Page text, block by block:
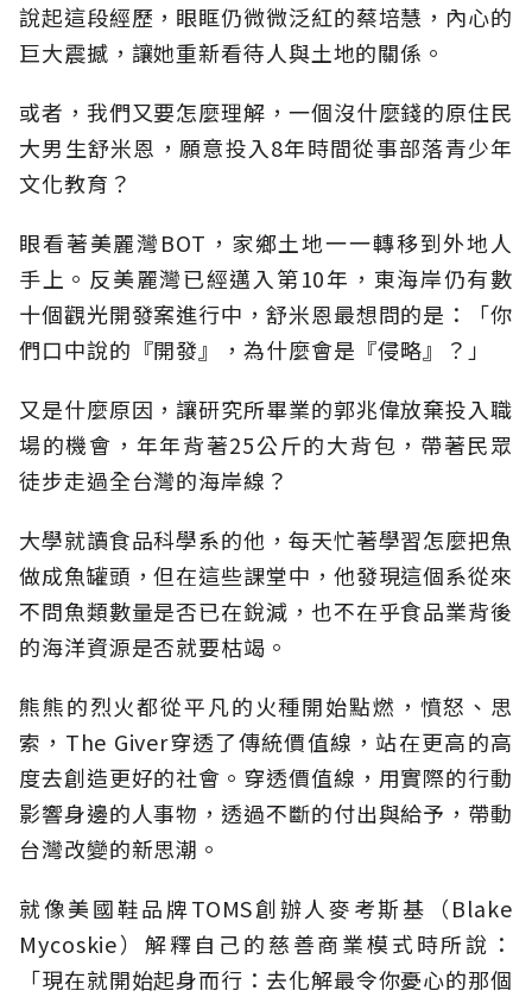
說起這段經歷，眼眶仍微微泛紅的蔡培慧，內心的
巨大震撼，讓她重新看待人與土地的關係。
或者，我們又要怎麼理解，一個沒什麼錢的原住民
大男生舒米恩，願意投入8年時間從事部落青少年
文化教育？
眼看著美麗灣BOT，家鄉土地一一轉移到外地人
手上。反美麗灣已經邁入第10年，東海岸仍有數
十個觀光開發案進行中，舒米恩最想問的是：「你
們口中說的『開發』，為什麼會是『侵略』？」
又是什麼原因，讓研究所畢業的郭兆偉放棄投入職
場的機會，年年背著25公斤的大背包，帶著民眾
徒步走過全台灣的海岸線？
大學就讀食品科學系的他，每天忙著學習怎麼把魚
做成魚罐頭，但在這些課堂中，他發現這個系從來
不問魚類數量是否已在銳減，也不在乎食品業背後
的海洋資源是否就要枯竭。
熊熊的烈火都從平凡的火種開始點燃，憤怒、思
索，The Giver穿透了傳統價值線，站在更高的高
度去創造更好的社會。穿透價值線，用實際的行動
影響身邊的人事物，透過不斷的付出與給予，帶動
台灣改變的新思潮。
就像美國鞋品牌TOMS創辦人麥考斯基（Blake
Mycoskie）解釋自己的慈善商業模式時所說：
「現在就開始起身而行：去化解最令你憂心的那個